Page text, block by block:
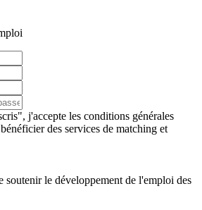
j'accepte les conditions générales
des services de matching et
soutenir le développement de l'emploi des